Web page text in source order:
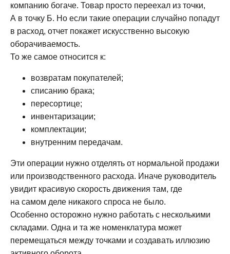
компанию богаче. Товар просто переехал из точки,
А в точку Б. Но если такие операции случайно попадут
в расход, отчет покажет искусственно высокую
оборачиваемость.
То же самое относится к:
возвратам покупателей;
списанию брака;
пересортице;
инвентаризации;
комплектации;
внутренним передачам.
Эти операции нужно отделять от нормальной продажи
или производственного расхода. Иначе руководитель
увидит красивую скорость движения там, где
на самом деле никакого спроса не было.
Особенно осторожно нужно работать с несколькими
складами. Одна и та же номенклатура может
перемещаться между точками и создавать иллюзию